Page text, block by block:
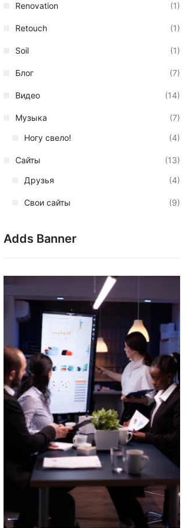
Renovation (1)
Retouch (1)
Soil (1)
Блог (7)
Видео (14)
Музыка
(7)
Ногу свело!
(4)
Сайты
(13)
Друзья
(4)
Свои сайты (9)
Adds Banner